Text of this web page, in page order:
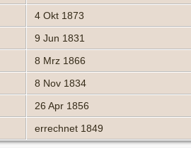
4 Okt 1873
9 Jun 1831
8 Mrz 1866
8 Nov 1834
26 Apr 1856
errechnet 1849